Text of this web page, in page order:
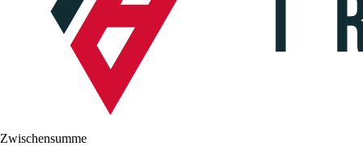
Zwischensumme